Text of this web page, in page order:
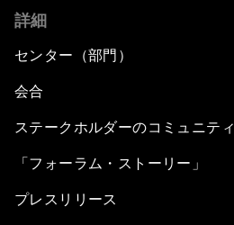
詳細
センター（部門）
会合
ステークホルダーのコミュニティ
「フォーラム・ストーリー」
プレスリリース